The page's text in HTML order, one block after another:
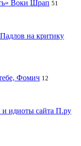
Воки Шрап 51
на критику
Фомич 12
идиоты сайта П.ру